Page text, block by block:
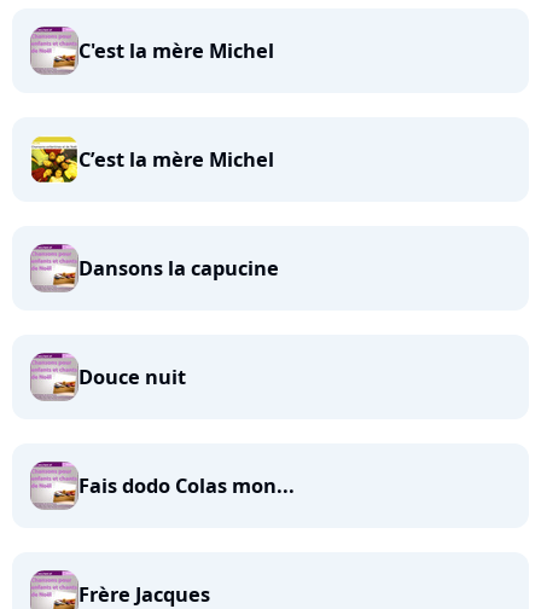
C'est la mère Michel
C’est la mère Michel
Dansons la capucine
Douce nuit
Fais dodo Colas mon...
Frère Jacques